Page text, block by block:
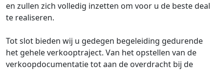
en zullen zich volledig inzetten om voor u de beste deal
te realiseren.
Tot slot bieden wij u gedegen begeleiding gedurende
het gehele verkooptraject. Van het opstellen van de
verkoopdocumentatie tot aan de overdracht bij de